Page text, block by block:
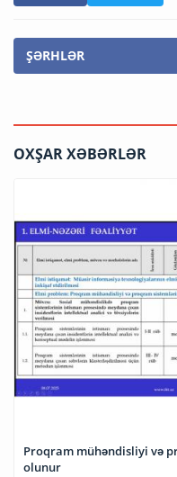
ŞƏRHLƏR
OXŞAR XƏBƏRLƏR
Proqram mühəndisliyi və
olunur